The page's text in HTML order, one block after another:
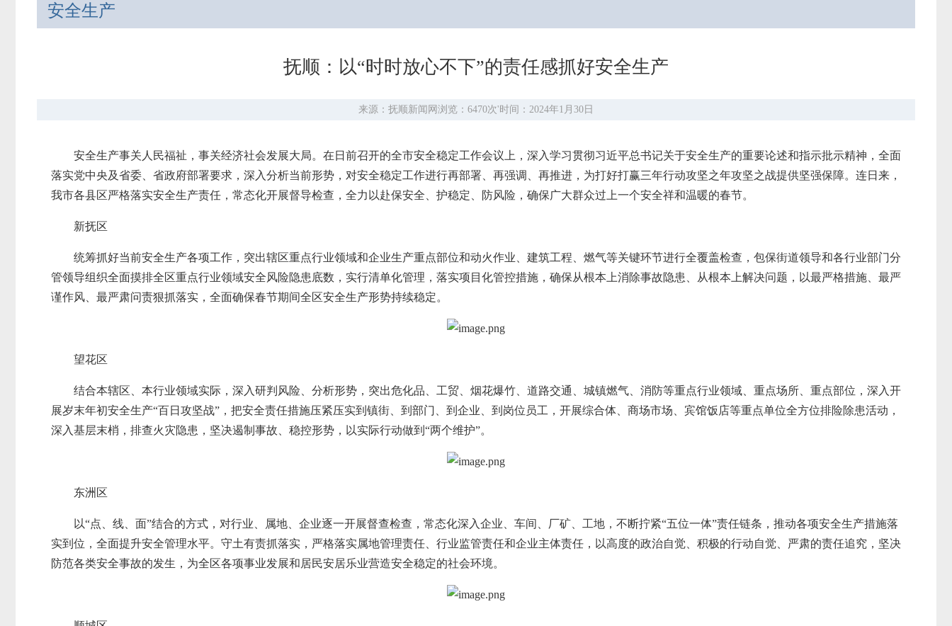
安全生产
抚顺：以“时时放心不下”的责任感抓好安全生产
来源：抚顺新闻网 浏览：6470次'时间：2024年1月30日
安全生产事关人民福祉，事关经济社会发展大局。在日前召开的全市安全稳定工作会议上，深入学习贯彻习近平总书记关于安全生产的重要论述和指示批示精神，全面
落实党中央及省委、省政府部署要求，深入分析当前形势，对安全稳定工作进行再部署、再强调、再推进，为打好打赢三年行动攻坚之年攻坚之战提供坚强保障。连日来，
我市各县区严格落实安全生产责任，常态化开展督导检查，全力以赴保安全、护稳定、防风险，确保广大群众过上一个安全祥和温暖的春节。
新抚区
统筹抓好当前安全生产各项工作，突出辖区重点行业领域和企业生产重点部位和动火作业、建筑工程、燃气等关键环节进行全覆盖检查，包保街道领导和各行业部门分
管领导组织全面摸排全区重点行业领域安全风险隐患底数，实行清单化管理，落实项目化管控措施，确保从根本上消除事故隐患、从根本上解决问题，以最严格措施、最严
谨作风、最严肃问责狠抓落实，全面确保春节期间全区安全生产形势持续稳定。
望花区
结合本辖区、本行业领域实际，深入研判风险、分析形势，突出危化品、工贸、烟花爆竹、道路交通、城镇燃气、消防等重点行业领域、重点场所、重点部位，深入开
展岁末年初安全生产“百日攻坚战”，把安全责任措施压紧压实到镇街、到部门、到企业、到岗位员工，开展综合体、商场市场、宾馆饭店等重点单位全方位排险除患活动，
深入基层末梢，排查火灾隐患，坚决遏制事故、稳控形势，以实际行动做到“两个维护”。
东洲区
以“点、线、面”结合的方式，对行业、属地、企业逐一开展督查检查，常态化深入企业、车间、厂矿、工地，不断拧紧“五位一体”责任链条，推动各项安全生产措施落
实到位，全面提升安全管理水平。守土有责抓落实，严格落实属地管理责任、行业监管责任和企业主体责任，以高度的政治自觉、积极的行动自觉、严肃的责任追究，坚决
防范各类安全事故的发生，为全区各项事业发展和居民安居乐业营造安全稳定的社会环境。